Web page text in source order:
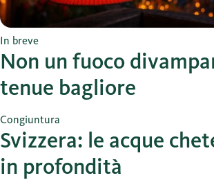
In breve
Non un fuoco
tenue bagliore
Congiuntura
Svizzera: le acque
in profondità